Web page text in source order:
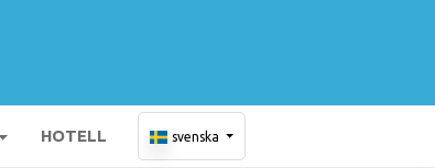
HOTELL svenska